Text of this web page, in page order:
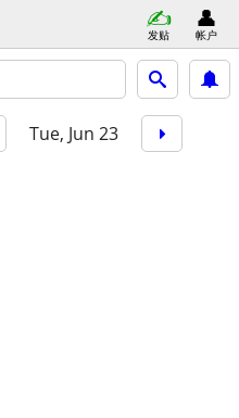
发贴 帐户
Tue, Jun 23